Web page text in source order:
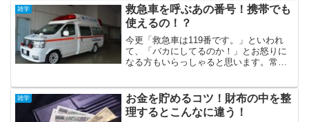
レクトメールの様などうでもいいものま
で、いろいろ。忙しさに...
雑学
救急車を呼ぶあの番号！携帯でも
使えるの！？
今更「救急車は119番です。」といわれ
て、「バカにしてるのか！」とお怒りに
なる方もいらっしゃると思います。常識
す。私も、何度か救急車を呼んだことが
ありますし、救急車...
雑学
お金を貯めるコツ！財布の中を整
理するとこんなに違う！